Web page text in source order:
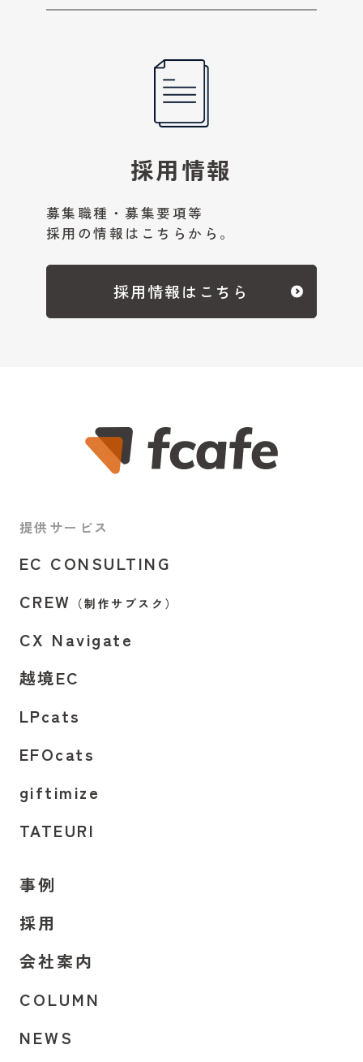
採用情報
募集職種・募集要項等
採用の情報はこちらから。
採用情報はこちら
提供サービス
EC CONSULTING
CREW （制作サブスク）
CX Navigate
越境EC
LPcats
EFOcats
giftimize
TATEURI
事例
採用
会社案内
COLUMN
NEWS